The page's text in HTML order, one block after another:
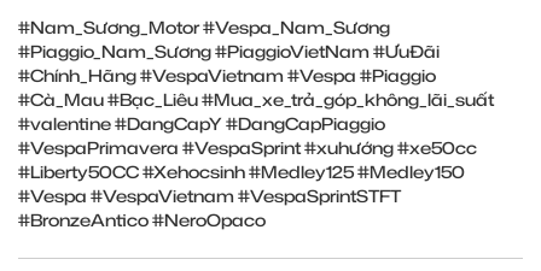
#Nam_Sương_Motor #Vespa_Nam_Sương
#Piaggio_Nam_Sương #PiaggioVietNam #ƯuĐãi
#Chính_Hãng #VespaVietnam #Vespa #Piaggio
#Cà_Mau #Bạc_Liêu #Mua_xe_trả_góp_không_lãi_suất
#valentine #DangCapY #DangCapPiaggio
#VespaPrimavera #VespaSprint #xuhướng #xe50cc
#Liberty50CC #Xehocsinh #Medley125 #Medley150
#Vespa #VespaVietnam #VespaSprintSTFT
#BronzeAntico #NeroOpaco